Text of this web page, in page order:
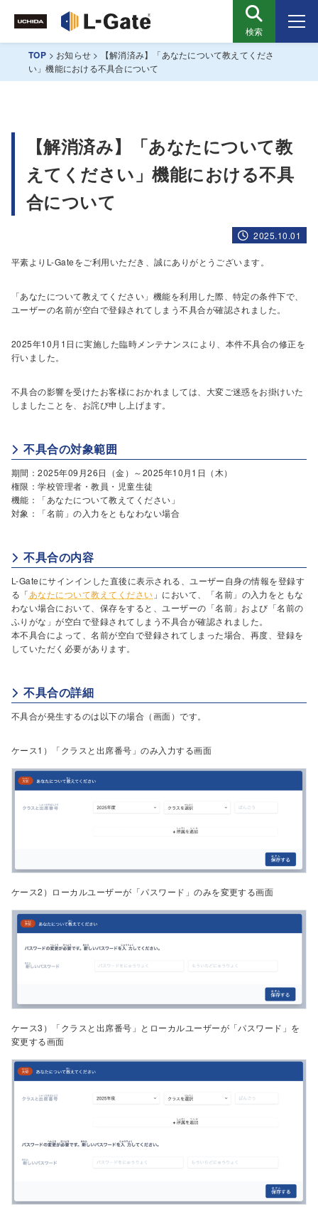
検索
TOP > お知らせ >
【解消済み】「あなたについて教えてくださ
い」機能における不具合について
【解消済み】「あなたについて教
えてください」機能における不具
合について
2025.10.01
平素よりL-Gateをご利用いただき、誠にありがとうございます。
「あなたについて教えてください」機能を利用した際、特定の条件下で、
ユーザーの名前が空白で登録されてしまう不具合が確認されました。
2025年10月1日に実施した臨時メンテナンスにより、本件不具合の修正を
行いました。
不具合の影響を受けたお客様におかれましては、大変ご迷惑をお掛けいた
しましたことを、お詫び申し上げます。
不具合の対象範囲
期間：2025年09月26日（金）～2025年10月1日（木）
権限：学校管理者・教員・児童生徒
機能：「あなたについて教えてください」
対象：「名前」の入力をともなわない場合
不具合の内容
L-Gateにサインインした直後に表示される、ユーザー自身の情報を登録す
る「あなたについて教えてください 」において、「名前」の入力をともな
わない場合において、保存をすると、ユーザーの「名前」および「名前の
ふりがな」が空白で登録されてしまう不具合が確認されました。
本不具合によって、名前が空白で登録されてしまった場合、再度、登録を
していただく必要があります。
不具合の詳細
不具合が発生するのは以下の場合（画面）です。
ケース1）「クラスと出席番号」のみ入力する画面
ケース2）ローカルユーザーが「パスワード」のみを変更する画面
ケース3）「クラスと出席番号」とローカルユーザーが「パスワード」を
変更する画面